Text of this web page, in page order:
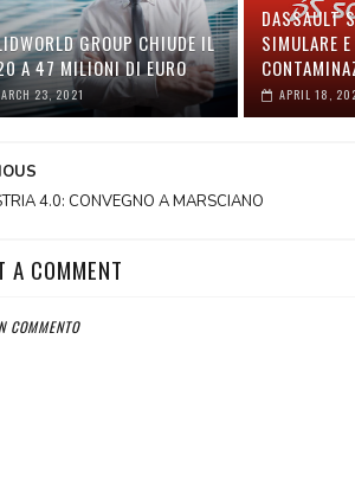
GROUP CHIUDE IL
A 47 MILIONI DI EURO
23, 2021
DASSAULT
SIMULARE
APRIL 18,
4.0: CONVEGNO A MARSCIANO
A COMMENT
COMMENTO